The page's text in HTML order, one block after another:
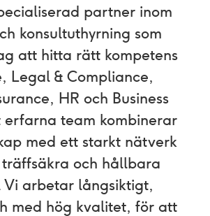
partner inom
konsultuthyrning som
att hitta rätt kompetens
Legal & Compliance,
HR och Business
erfarna team kombinerar
med ett starkt nätverk
och hållbara
Vi arbetar långsiktigt,
med hög kvalitet, för att